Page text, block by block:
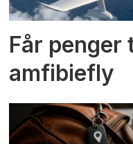
Får penger
amfibiefly